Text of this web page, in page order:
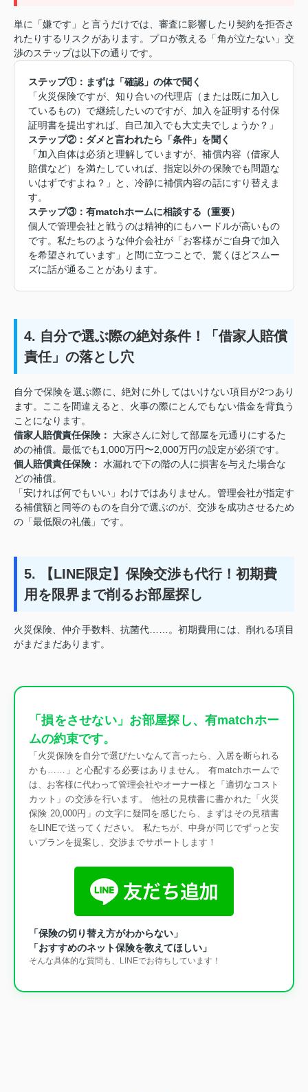
単に「嫌です」と言うだけでは、審査に影響したり契約を拒否さ
れたりするリスクがあります。プロが教える「角が立たない」交
渉のステップは以下の通りです。
ステップ①：まずは「確認」の体で聞く
「火災保険ですが、知り合いの代理店（または既に加入し
ているもの）で継続したいのですが、加入を証明する付保
証明書を提出すれば、自己加入でも大丈夫でしょうか？」
ステップ②：ダメと言われたら「条件」を聞く
「加入自体は必須と理解していますが、補償内容（借家人
賠償など）を満たしていれば、指定以外の保険でも問題な
いはずですよね？」と、冷静に補償内容の話にすり替えま
す。
ステップ③：有matchホームに相談する（重要）
個人で管理会社と戦うのは精神的にもハードルが高いもの
です。私たちのような仲介会社が「お客様がご自身で加入
を希望されています」と間に立つことで、驚くほどスムー
ズに話が通ることがあります。
4. 自分で選ぶ際の絶対条件！「借家人賠償
責任」の落とし穴
自分で保険を選ぶ際に、絶対に外してはいけない項目が2つあり
ます。ここを間違えると、火事の際にとんでもない借金を背負う
ことになります。
借家人賠償責任保険：
大家さんに対して部屋を元通りにするた
めの補償。最低でも1,000万円〜2,000万円の設定が必須です。
個人賠償責任保険： 水漏れで下の階の人に損害を与えた場合な
どの補償。
「安ければ何でもいい」わけではありません。管理会社が指定す
る補償額と同等のものを自分で選ぶのが、交渉を成功させるため
の「最低限の礼儀」です。
5. 【LINE限定】保険交渉も代行！初期費
用を限界まで削るお部屋探し
火災保険、仲介手数料、抗菌代……。初期費用には、削れる項目
がまだまだあります。
「損をさせない」お部屋探し、有matchホー
ムの約束です。
「火災保険を自分で選びたいなんて言ったら、入居を断られる
かも……」と心配する必要はありません。 有matchホームで
は、お客様に代わって管理会社やオーナー様と「適切なコスト
カット」の交渉を行います。 他社の見積書に書かれた「火災
保険 20,000円」の文字に疑問を感じたら、まずはその見積書
をLINEで送ってください。 私たちが、中身が同じでずっと安
いプランを提案し、交渉までサポートします！
「保険の切り替え方がわからない」
「おすすめのネット保険を教えてほしい」
そんな具体的な質問も、LINEでお待ちしています！